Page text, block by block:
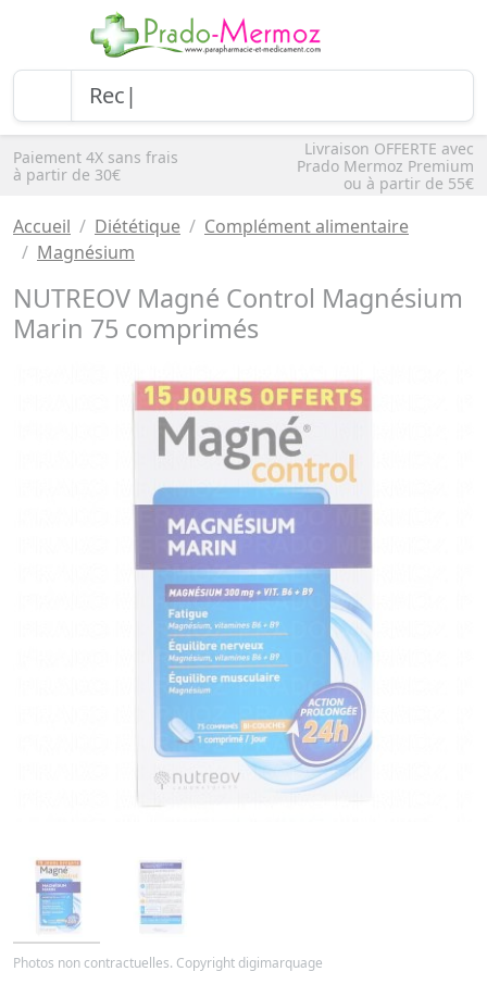
Paiement 4X sans frais
à partir de 30€
Livraison OFFERTE avec
Prado Mermoz Premium
ou à partir de 55€
Accueil Diététique
Complément alimentaire
Magnésium
NUTREOV Magné Control Magnésium
Marin 75 comprimés
Photos non contractuelles. Copyright digimarquage